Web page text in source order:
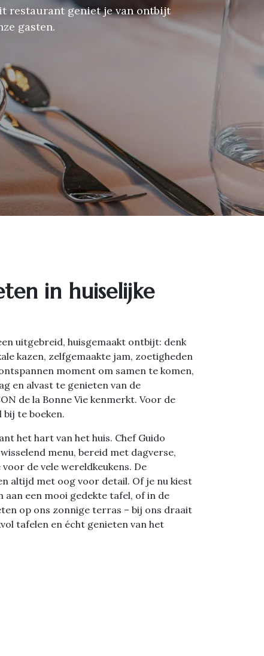
restaurant geniet je van ontbijt
gasten.
in huiselijke
uitgebreid, huisgemaakt ontbijt: denk
kazen, zelfgemaakte jam, zoetigheden
moment om samen te komen,
en alvast te genieten van de
de la Bonne Vie kenmerkt. Voor de
te boeken.
het hart van het huis. Chef Guido
menu, bereid met dagverse,
de vele wereldkeukens. De
altijd met oog voor detail. Of je nu kiest
een mooi gedekte tafel, of in de
op ons zonnige terras – bij ons draait
tafelen en écht genieten van het